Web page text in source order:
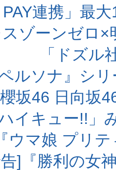
PAY連携」最
ゾーンゼロ
「ドズル
ペルソナ』シ
坂46 日向坂
イキュー!!」
ウマ娘 プリ
]『勝利の女